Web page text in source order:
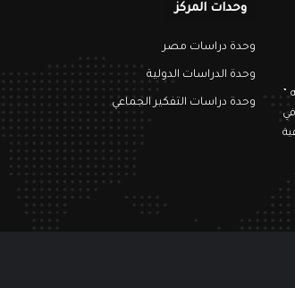
”
وحدات المركز
وحدة دراسات مصر
وحدة الدراسات الدولية
وحدة دراسات التفكير الجماعي